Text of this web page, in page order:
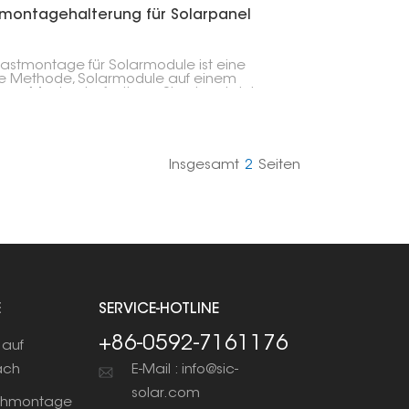
für Solarpanel
für Solarmodule ist eine
Methode, Solarmodule auf einem
Insgesamt 2 Seiten
SERVICE-HOTLINE
+86-0592-7161176
E-Mail : info@sic-
solar.com